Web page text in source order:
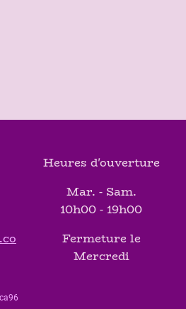
Heures d'ouverture
Mar. - Sam.
10h00 - 19h00
Fermeture le
Mercredi